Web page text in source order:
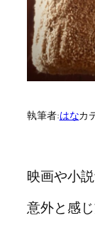
執筆者:はなカ
映画や小
意外と感